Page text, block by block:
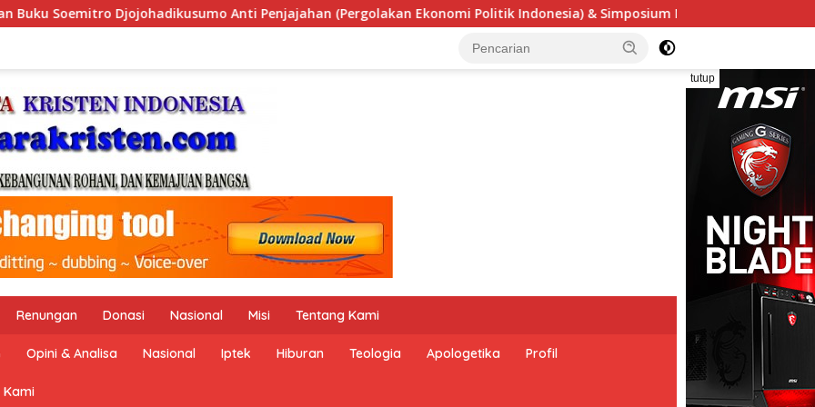
(Pergolakan Ekonomi Politik Indonesia) & Simposium Nasional “Urgensi Undang-Undang Perekonomian Nasional
tutup
Renungan Donasi Nasional Misi Tentang Kami
Opini & Analisa Nasional Iptek Hiburan Teologia Apologetika Profil
Kami